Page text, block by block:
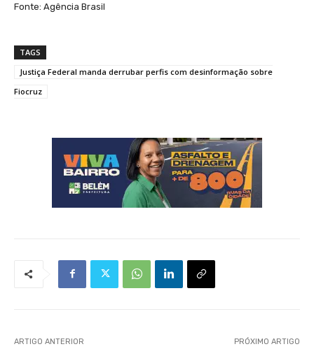
Fonte: Agência Brasil
TAGS
Justiça Federal manda derrubar perfis com desinformação sobre
Fiocruz
ARTIGO ANTERIOR PRÓXIMO ARTIGO